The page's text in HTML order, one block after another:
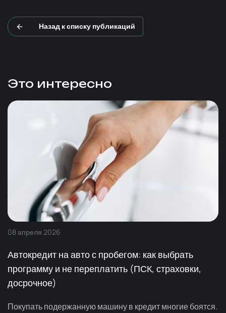
Назад к списку публикаций
Это интересно
08 апреля 2026
Автокредит на авто с пробегом: как выбрать
программу и не переплатить (ПСК, страховки,
досрочное)
Покупать подержанную машину в кредит многие боятся.